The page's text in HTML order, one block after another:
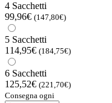
4 Sacchetti
99,96€ (147,80€)
5 Sacchetti
114,95€ (184,75€)
6 Sacchetti
125,52€ (221,70€)
Consegna ogni